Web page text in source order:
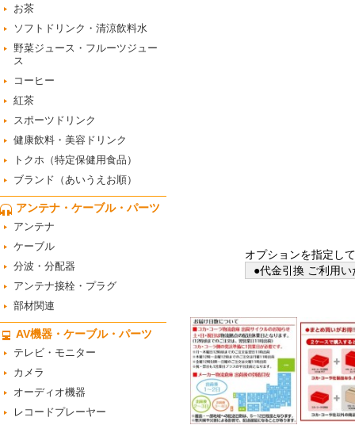
お茶
ソフトドリンク・清涼飲料水
野菜ジュース・フルーツジュー
ス
コーヒー
紅茶
スポーツドリンク
健康飲料・美容ドリンク
トクホ（特定保健用食品）
ブランド（あいうえお順）
アンテナ・ケーブル・パーツ
アンテナ
ケーブル
分波・分配器
アンテナ接栓・プラグ
部材関連
AV機器・ケーブル・パーツ
テレビ・モニター
カメラ
オーディオ機器
レコードプレーヤー
オプションを指定し
●代金引換 ご利用